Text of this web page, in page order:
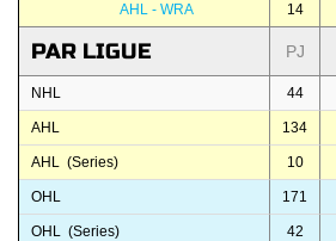
AHL - WRA 14
PAR LIGUE PJ
NHL 44
AHL 134
AHL (Series) 10
OHL 171
OHL (Series) 42